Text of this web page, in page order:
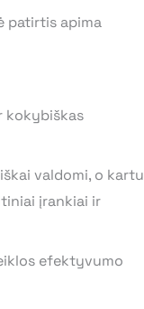
patirtis apima
kokybiškas
valdomi, o kartu
įrankiai ir
efektyvumo